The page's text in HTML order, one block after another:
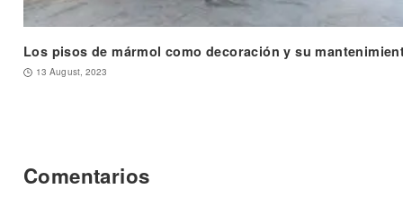
Los pisos de mármol como decoración y su
13 August, 2023
Comentarios